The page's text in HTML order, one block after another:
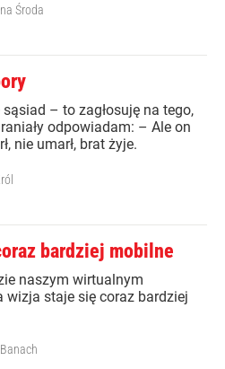
Środa
– to zagłosuję na tego,
odpowiadam: – Ale on
nie umarł, brat żyje.
bardziej mobilne
naszym wirtualnym
wizja staje się coraz bardziej